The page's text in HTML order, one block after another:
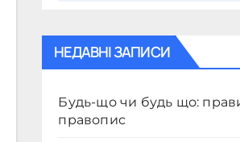
НЕДАВНІ ЗАПИСИ
Будь-що чи будь що:
правопис